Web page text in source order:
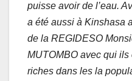
puisse avoir de l’eau.
a été aussi à Kinshasa
de la REGIDESO
MUTOMBO avec qui
riches dans les la